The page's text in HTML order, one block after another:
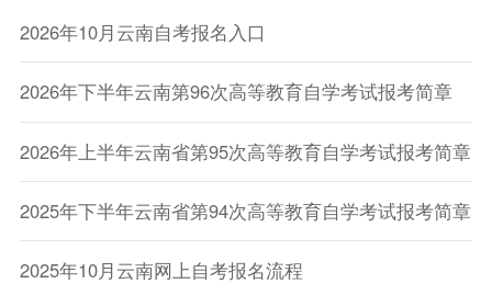
2026年10月云南自考报名入口
2026年下半年云南第96次高等教育自学考试报考简章
2026年上半年云南省第95次高等教育自学考试报考简章
2025年下半年云南省第94次高等教育自学考试报考简章
2025年10月云南网上自考报名流程